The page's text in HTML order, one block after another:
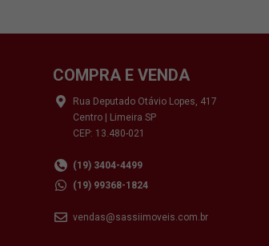
COMPRA E VENDA
Rua Deputado Otávio Lopes, 417
Centro | Limeira SP
CEP: 13.480-021
(19) 3404-4499
(19) 99368-1824
vendas@sassiimoveis.com.br